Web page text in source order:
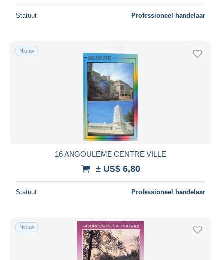
Statuut Professioneel handelaar
Nieuw
16 ANGOULEME CENTRE VILLE
± US$ 6,80
Statuut Professioneel handelaar
Nieuw